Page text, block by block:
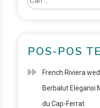
POS-POS
French Riviera
Berbalut Elegansi
du Cap-Ferrat